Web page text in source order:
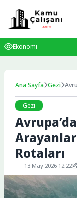
content
Ekonomi
Ana Sayfa Gezi
Gezi
Rotaları
13 May 2026 12:22